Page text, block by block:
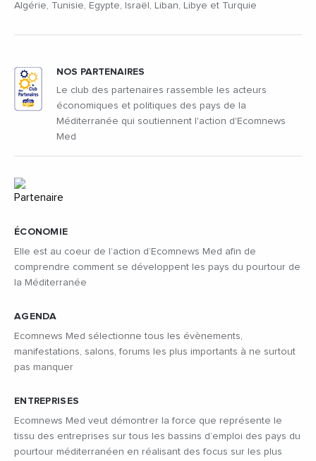
Algérie, Tunisie, Egypte, Israël, Liban, Libye et Turquie
ÉCONOMIE
Elle est au coeur de l’action d’Ecomnews Med afin de
comprendre comment se développent les pays du pourtour de
la Méditerranée
AGENDA
Ecomnews Med sélectionne tous les évènements,
manifestations, salons, forums les plus importants à ne surtout
pas manquer
ENTREPRISES
Ecomnews Med veut démontrer la force que représente le
tissu des entreprises sur tous les bassins d’emploi des pays du
pourtour méditerranéen en réalisant des focus sur les plus
NOS PARTENAIRES
Le club des partenaires rassemble les acteurs
économiques et politiques des pays de la
Méditerranée qui soutiennent l'action d'Ecomnews
Med